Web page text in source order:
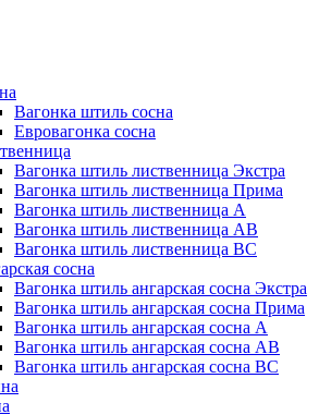
Вагонка штиль сосна
Евровагонка сосна
Вагонка штиль лиственница Экстра
Вагонка штиль лиственница Прима
Вагонка штиль лиственница А
Вагонка штиль лиственница AB
Вагонка штиль лиственница BC
сосна
Вагонка штиль ангарская сосна Экстра
Вагонка штиль ангарская сосна Прима
Вагонка штиль ангарская сосна А
Вагонка штиль ангарская сосна AB
Вагонка штиль ангарская сосна BC